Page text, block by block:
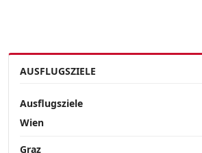
AUSFLUGSZIELE
Ausflugsziele
Wien
Graz